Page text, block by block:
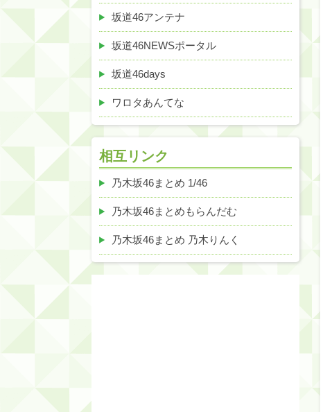
坂道46アンテナ
坂道46NEWSポータル
坂道46days
ワロタあんてな
相互リンク
乃木坂46まとめ 1/46
乃木坂46まとめもらんだむ
乃木坂46まとめ 乃木りんく